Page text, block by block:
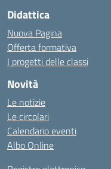
Didattica
Nuova Pagina
Offerta formativa
I progetti delle classi
Novità
Le notizie
Le circolari
Calendario eventi
Albo Online